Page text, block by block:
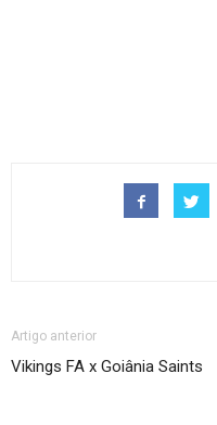
Artigo anterior
Vikings FA x Goiânia Saints